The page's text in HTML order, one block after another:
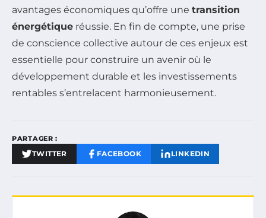
avantages économiques qu’offre une transition
énergétique réussie. En fin de compte, une prise
de conscience collective autour de ces enjeux est
essentielle pour construire un avenir où le
développement durable et les investissements
rentables s’entrelacent harmonieusement.
PARTAGER :
TWITTER FACEBOOK LINKEDIN